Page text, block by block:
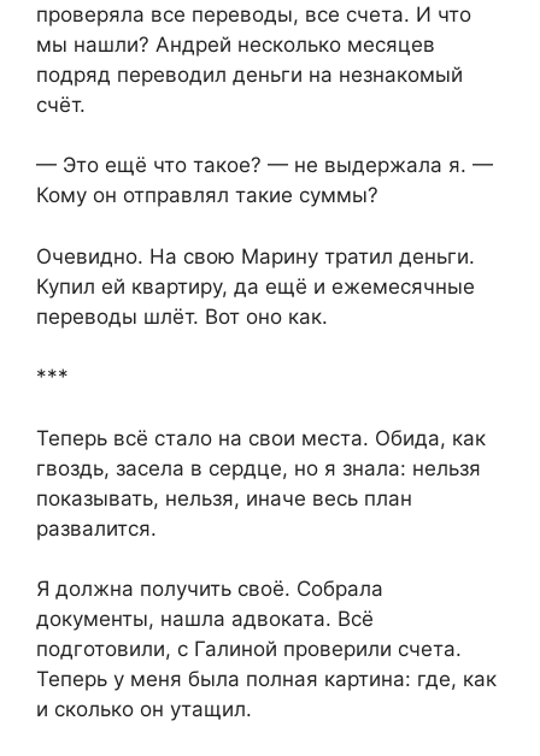
проверяла все переводы, все счета. И что
мы нашли? Андрей несколько месяцев
подряд переводил деньги на незнакомый
счёт.
— Это ещё что такое? — не выдержала я. —
Кому он отправлял такие суммы?
Очевидно. На свою Марину тратил деньги.
Купил ей квартиру, да ещё и ежемесячные
переводы шлёт. Вот оно как.
***
Теперь всё стало на свои места. Обида, как
гвоздь, засела в сердце, но я знала: нельзя
показывать, нельзя, иначе весь план
развалится.
Я должна получить своё. Собрала
документы, нашла адвоката. Всё
подготовили, с Галиной проверили счета.
Теперь у меня была полная картина: где, как
и сколько он утащил.